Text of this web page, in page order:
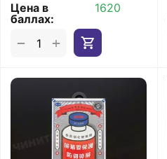
Цена в
баллах:
1620
+
−